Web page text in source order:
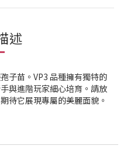
述
子苗。VP3 品種擁有獨特的
與進階玩家細心培育。請放
待它展現專屬的美麗面貌。